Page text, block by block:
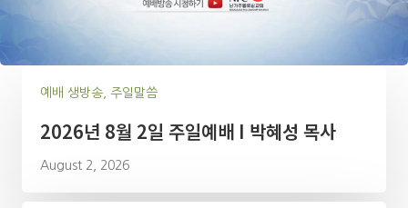
예배 생방송, 주일말씀
2026년 8월 2일 주일예배 I 박혜성 목사
August 2, 2026